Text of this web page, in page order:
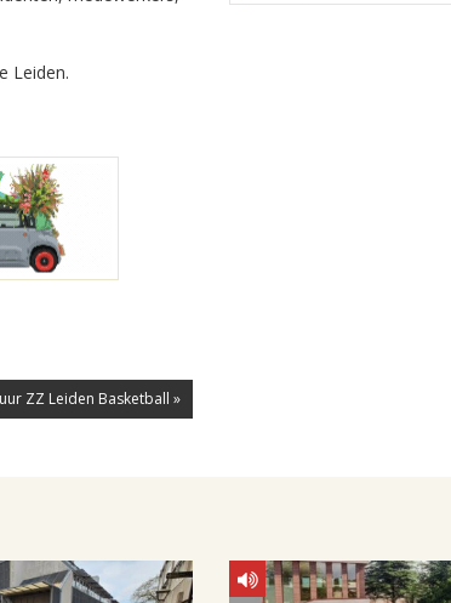
Leiden.
ZZ Leiden Basketball »